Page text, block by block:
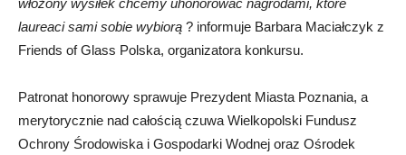
laureaci sami sobie wybiorą ? informuje Barbara Maciałczyk z
Friends of Glass Polska, organizatora konkursu.
Patronat honorowy sprawuje Prezydent Miasta Poznania, a
merytorycznie nad całością czuwa Wielkopolski Fundusz
Ochrony Środowiska i Gospodarki Wodnej oraz Ośrodek